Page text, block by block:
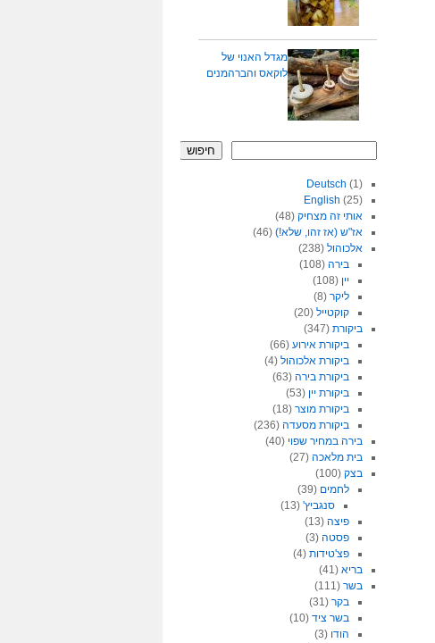
מגדל האנוי של
לוקאס והברהמנים
חיפוש
Deutsch (1)
English (25)
אותי זה מצחיק(48)
אז"ש (אז זהו, שלא!)(46)
אלכוהול(238)
בירה (108)
יין (108)
ליקר (8)
קוקטייל (20)
ביקורת(347)
ביקורת אירוע (66)
ביקורת אלכוהול (4)
ביקורת בירה (63)
ביקורת יין (53)
ביקורת מוצר (18)
ביקורת מסעדה (236)
בירה במחיר שפוי (40)
בית מלאכה(27)
בצק(100)
לחמים (39)
סנגביץ'(13)
פיצה (13)
פסטה (3)
פצ'טידות (4)
בריא(41)
בשר(111)
בקר (31)
בשר ציד (10)
הודו (3)